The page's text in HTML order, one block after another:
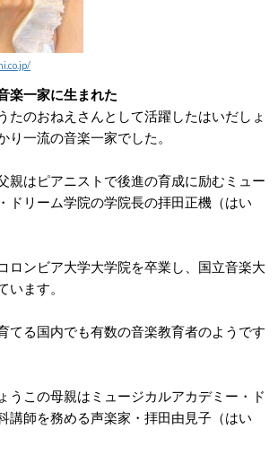
楽一家に生まれた
たのおねえさんとして活躍したはいだしょ
り一流の音楽一家でした。
親はピアニストで後進の育成に励むミュー
ドリーム学院の学院長の拝田正機（はい
ロンビア大学大学院を卒業し、国立音楽大
います。
てる国内でも有数の音楽教育者のようです
うこの母親はミュージカルアカデミー・ド
講師を務める声楽家・拝田由見子（はい